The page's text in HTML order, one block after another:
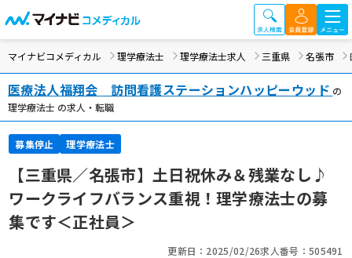
マイナビコメディカル 理学療法士 理学療法士求人 三重県 名張市
医療法人福翔会 訪問看護ステーションハッピーウッド の
理学療法士 の求人・転職
募集停止 理学療法士
【三重県／名張市】土日祝休み＆残業なし♪
ワークライフバランス重視！理学療法士の募
集です＜正社員＞
更新日：2025/02/26求人番号：505491